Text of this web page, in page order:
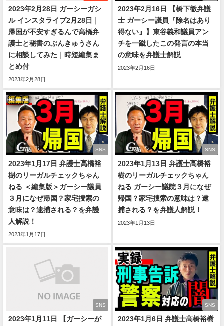
2023年2月28日 ガーシーガシ
ル インスタライブ2月28日｜
帰国が不安すぎるんで高橋弁
護士と秘書のぶんきゅうさん
に相談してみた｜時短編集ま
とめ付
2023年2月28日
2023年2月16日 【橋下徹弁護
士 ガーシー議員『除名はあり
得ない』】東谷義和議員アン
チを一蹴したこの発言の本当
の意味を弁護士解説
2023年2月16日
SNS
2023年1月17日 弁護士高橋裕
樹のリーガルチェックちゃん
ねる ＜編集版＞ガーシー議員
３月になぜ帰国？家宅捜索の
意味は？逮捕される？を弁護
人解説！
2023年1月17日
SNS
2023年1月13日 弁護士高橋裕
樹のリーガルチェックちゃん
ねる ガーシー議院３月になぜ
帰国？家宅捜索の意味は？逮
捕される？を弁護人解説！
2023年1月13日
SNS
2023年1月11日 【ガーシーが
SNS
2023年1月6日 弁護士高橋裕樹